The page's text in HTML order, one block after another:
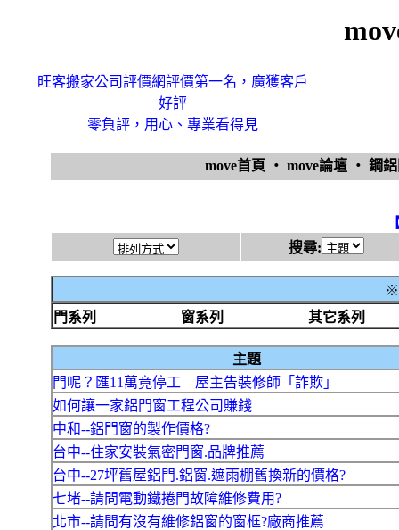
旺客搬家公司評價網評價第一名，廣獲客戶
好評
零負評，用心、專業看得見
move首頁 ‧ move論壇 ‧ 鋼
搜尋:
※
門系列
窗系列 其它系列
主題
門呢？匯11萬竟停工 屋主告裝修師「詐欺」
如何讓一家鋁門窗工程公司賺錢
中和--鋁門窗的製作價格?
台中--住家安裝氣密門窗.品牌推薦
台中--27坪舊屋鋁門.鋁窗.遮雨棚舊換新的價格?
七堵--請問電動鐵捲門故障維修費用?
北市--請問有沒有維修鋁窗的窗框?廠商推薦